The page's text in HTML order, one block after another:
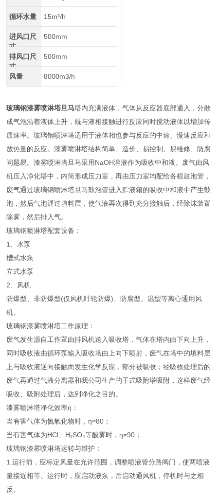
循环水量 15m³/h
进风口尺
寸
500mm
排风口尺
寸
500mm
风量 8000m3/h
玻璃钢漆雾喷淋塔旦马塔内充满液体，气体从反应器底部通入，分散
成气泡沿着液体上升，既与液相接触进行反应同时搅动液体以增加传
质速率。玻璃钢喷淋塔适用于液体相也参与反应的中速、慢速反应和
放热量的反应。漆雾喷淋塔结构简单、造价、易控制、易维修、防腐
问题易。漆雾喷淋塔旦马采用NaOH溶液作为吸收中和液。废气由风
机压入净化塔中，内筒形成压力室，再由压力室均配给各根鼓泡管，
废气通过玻璃钢喷淋塔旦马鼓泡管进入贮液箱的吸收中和液中产生鼓
泡，然后气泡通过填料层，使气液再次得到充分接触后，经除沫装置
除雾，然后排入气。
玻璃钢喷淋塔配套设备：
1、水泵
槽式水泵
立式水泵
2、风机
防爆型、非防爆型(仅风机叶轮防爆)、防腐型、温型等离心通用风
机。
玻璃钢漆雾喷淋塔工作原理：
废气发生源自工作罩由排风机送入吸收塔，气体在塔内由下向上升，
同时吸收液由循环泵输入吸收塔由上向下喷射，废气在塔中的填料层
上与吸收液逆向接触而发生化学反应，部分被吸收；经吸收处理后的
废气再通过气液分离器和我公司生产的干式吸附塔吸附，这样废气经
吸收、吸附处理后，达到净化之目的。
漆雾喷淋塔净化效率η：
当有害气体为氮氧化物时，η≈80；
当有害气体为HCl、H₂SO₄等酸雾时，η≥90；
玻璃钢漆雾喷淋塔运转与维护：
1.运行前，应标定风量在允许范围，调整喷液管分路阀门，使两喷液
量接近相等。运行时，应启动液泵，后启动通风机，停机时与之相
反。